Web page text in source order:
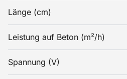
Länge (cm)
Leistung auf Beton (m²/h)
Spannung (V)